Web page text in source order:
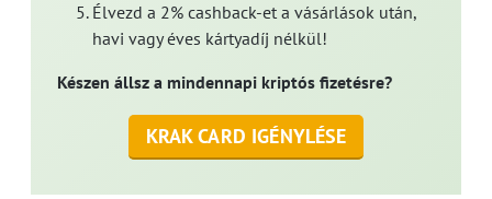
Élvezd a 2% cashback-et a vásárlások után,
havi vagy éves kártyadíj nélkül!
Készen állsz a mindennapi kriptós fizetésre?
KRAK CARD IGÉNYLÉSE